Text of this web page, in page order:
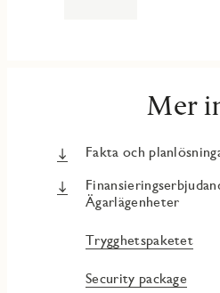
Mer
Fakta och
Ägarlägenheter
Trygghetspaketet
Security package